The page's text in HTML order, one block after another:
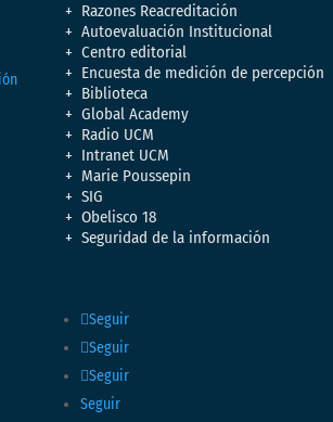
Razones Reacreditación
Autoevaluación Institucional
Centro editorial
Encuesta de medición de percepción
Biblioteca
Global Academy
Radio UCM
Intranet UCM
Marie Poussepin
SIG
Obelisco 18
Seguridad de la información
Seguir
Seguir
Seguir
Seguir